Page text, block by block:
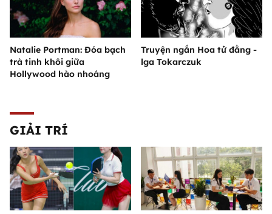
Natalie Portman: Đóa bạch
trà tinh khôi giữa
Hollywood hào nhoáng
Truyện ngắn Hoa tử đằng -
lga Tokarczuk
GIẢI TRÍ